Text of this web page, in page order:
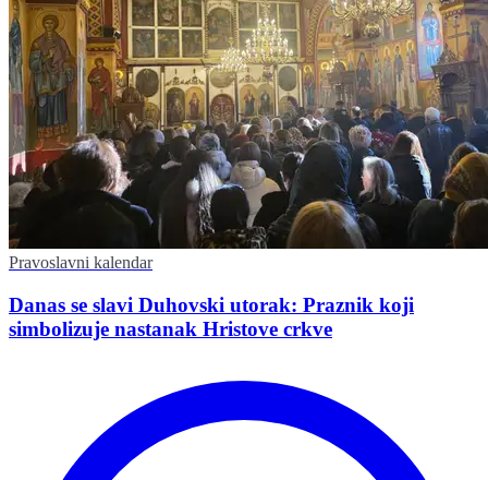
Pravoslavni kalendar
Danas se slavi Duhovski utorak: Praznik koji
simbolizuje nastanak Hristove crkve